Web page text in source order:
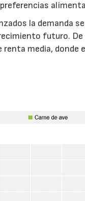
la demanda
futuro.
renta media,